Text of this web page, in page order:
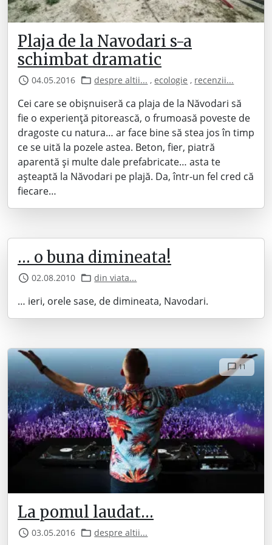
Plaja de la Navodari s-a
schimbat dramatic
04.05.2016 despre altii... ,ecologie , recenzii...
Cei care se obișnuiseră ca plaja de la Năvodari să
fie o experiență pitorească, o frumoasă poveste de
dragoste cu natura… ar face bine să stea jos în timp
ce se uită la pozele astea. Beton, fier, piatră
aparentă și multe dale prefabricate… asta te
așteaptă la Năvodari pe plajă. Da, într-un fel cred că
fiecare…
… o buna dimineata!
02.08.2010 din viata...
… ieri, orele sase, de dimineata, Navodari.
11
La pomul laudat…
03.05.2016 despre altii...